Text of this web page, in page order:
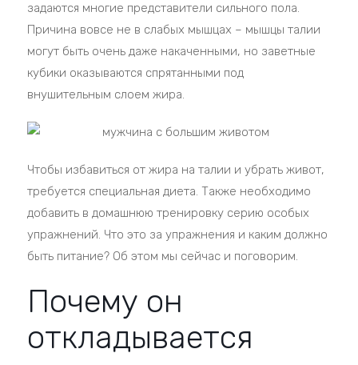
задаются многие представители сильного пола.
Причина вовсе не в слабых мышцах – мышцы талии
могут быть очень даже накаченными, но заветные
кубики оказываются спрятанными под
внушительным слоем жира.
Чтобы избавиться от жира на талии и убрать живот,
требуется специальная диета. Также необходимо
добавить в домашнюю тренировку серию особых
упражнений. Что это за упражнения и каким должно
быть питание? Об этом мы сейчас и поговорим.
Почему он
откладывается